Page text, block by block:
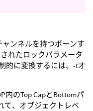
ンネルを持つボーンす
れたロックパラメータ
的に変換するには、-tオ
内のTop CapとBottomパ
て、オブジェクトレベ